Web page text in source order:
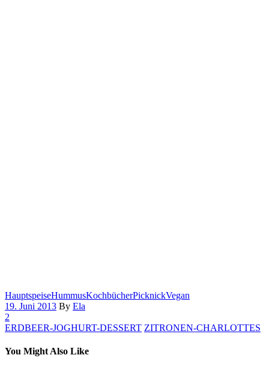
HauptspeiseHummusKochbücherPicknickVegan
19. Juni 2013 By Ela
2
ERDBEER-JOGHURT-DESSERT ZITRONEN-CHARLOTTES
You Might Also Like